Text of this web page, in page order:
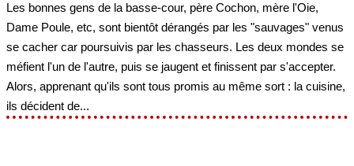
Les bonnes gens de la basse-cour, père Cochon, mère l'Oie,
Dame Poule, etc, sont bientôt dérangés par les "sauvages" venus
se cacher car poursuivis par les chasseurs. Les deux mondes se
méfient l'un de l'autre, puis se jaugent et finissent par s'accepter.
Alors, apprenant qu'ils sont tous promis au même sort : la cuisine,
ils décident de...